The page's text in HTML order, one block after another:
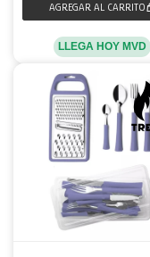
LLEGA HOY MVD